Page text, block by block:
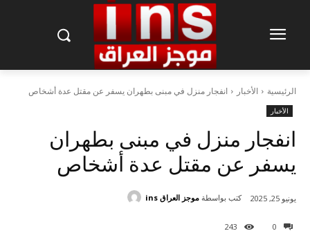
الرئيسية الأخبار انفجار منزل في مبنى بطهران يسفر عن مقتل عدة أشخاص
الأخبار
انفجار منزل في مبنى بطهران
يسفر عن مقتل عدة أشخاص
0
243
يونيو 25, 2025 كتب بواسطة موجز العراق ins